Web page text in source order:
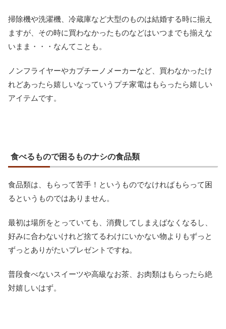
掃除機や洗濯機、冷蔵庫など大型のものは結婚する時に揃え
ますが、その時に買わなかったものなどはいつまでも揃えな
いまま・・・なんてことも。
ノンフライヤーやカプチーノメーカーなど、買わなかったけ
れどあったら嬉しいなっていうプチ家電はもらったら嬉しい
アイテムです。
食べるもので困るものナシの食品類
食品類は、もらって苦手！というものでなければもらって困
るというものではありません。
最初は場所をとっていても、消費してしまえばなくなるし、
好みに合わないけれど捨てるわけにいかない物よりもずっと
ずっとありがたいプレゼントですね。
普段食べないスイーツや高級なお茶、お肉類はもらったら絶
対嬉しいはず。